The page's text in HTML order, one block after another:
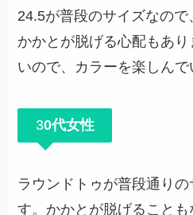
24.5が普段のサイズなので
かかとが脱げる心配もあ
いので、カラーを楽しんで
30代女性
ラウンドトゥが普段通り
す。かかとが脱げること